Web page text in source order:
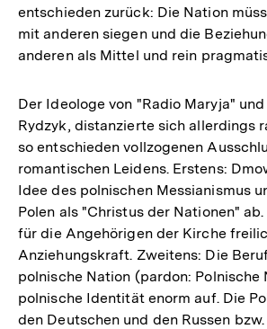
entschieden zurück: Die Nation
mit anderen siegen und die
anderen als Mittel und rein
Der Ideologe von "Radio Maryja"
Rydzyk, distanzierte sich allerdings
so entschieden vollzogenen
romantischen Leidens. Erstens:
Idee des polnischen Messianismus
Polen als "Christus der Nationen"
für die Angehörigen der Kirche
Anziehungskraft. Zweitens: Die
polnische Nation (pardon: Polnische
polnische Identität enorm auf. Die
den Deutschen und den Russen